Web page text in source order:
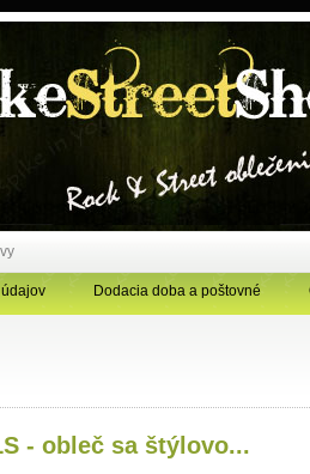
Dodacia doba a poštovné
- obleč sa štýlovo...